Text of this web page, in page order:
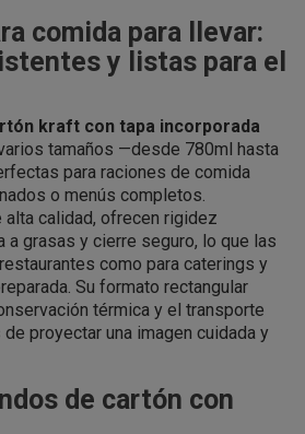
comida para llevar:
y listas para el
kraft con tapa incorporada
tamaños —desde 780ml hasta
para raciones de comida
o menús completos.
alta calidad, ofrecen rigidez
a grasas y cierre seguro, lo que las
como para caterings y
Su formato rectangular
térmica y el transporte
proyectar una imagen cuidada y
de cartón con